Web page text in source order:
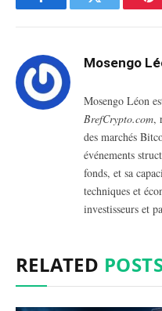
FacebookTwitter
Mosengo
Mosengo Léon
BrefCrypto.com,
des marchés
événements
fonds, et sa
techniques et
investisseurs et
RELATED